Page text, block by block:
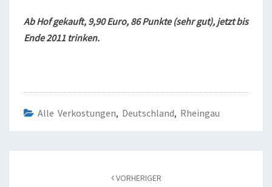
Ab Hof gekauft, 9,90 Euro, 86 Punkte (sehr gut), jetzt bis
Ende 2011 trinken.
Alle Verkostungen, Deutschland, Rheingau
VORHERIGER